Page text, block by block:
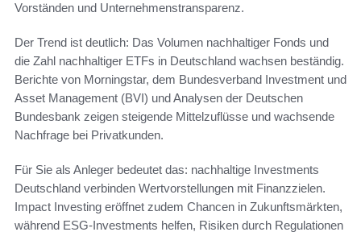
Vorständen und Unternehmens­transparenz.
Der Trend ist deutlich: Das Volumen nachhaltiger Fonds und
die Zahl nachhaltiger ETFs in Deutschland wachsen beständig.
Berichte von Morningstar, dem Bundesverband Investment und
Asset Management (BVI) und Analysen der Deutschen
Bundesbank zeigen steigende Mittelzuflüsse und wachsende
Nachfrage bei Privatkunden.
Für Sie als Anleger bedeutet das: nachhaltige Investments
Deutschland verbinden Wertvorstellungen mit Finanzzielen.
Impact Investing eröffnet zudem Chancen in Zukunftsmärkten,
während ESG-Investments helfen, Risiken durch Regulationen